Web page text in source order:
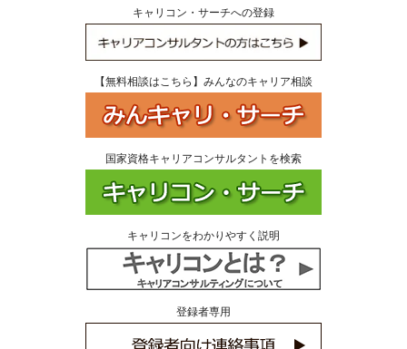
キャリコン・サーチへの登録
【無料相談はこちら】みんなのキャリア相談
国家資格キャリアコンサルタントを検索
キャリコンをわかりやすく説明
登録者専用